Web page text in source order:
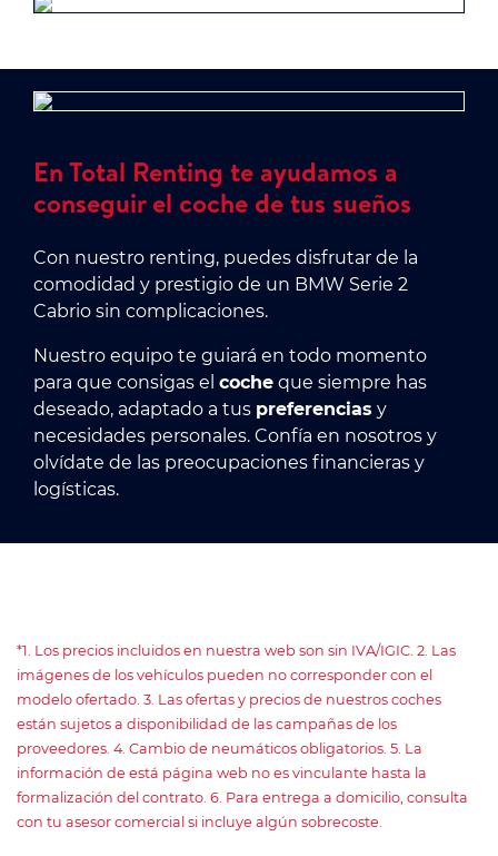
En Total Renting te ayudamos a
conseguir el coche de tus sueños
Con nuestro renting, puedes disfrutar de la
comodidad y prestigio de un BMW Serie 2
Cabrio sin complicaciones.
Nuestro equipo te guiará en todo momento
para que consigas el coche que siempre has
deseado, adaptado a tus preferencias y
necesidades personales. Confía en nosotros y
olvídate de las preocupaciones financieras y
logísticas.
*1. Los precios incluidos en nuestra web son sin IVA/IGIC. 2. Las
imágenes de los vehículos pueden no corresponder con el
modelo ofertado. 3. Las ofertas y precios de nuestros coches
están sujetos a disponibilidad de las campañas de los
proveedores. 4. Cambio de neumáticos obligatorios. 5. La
información de está página web no es vinculante hasta la
formalización del contrato. 6. Para entrega a domicilio, consulta
con tu asesor comercial si incluye algún sobrecoste.